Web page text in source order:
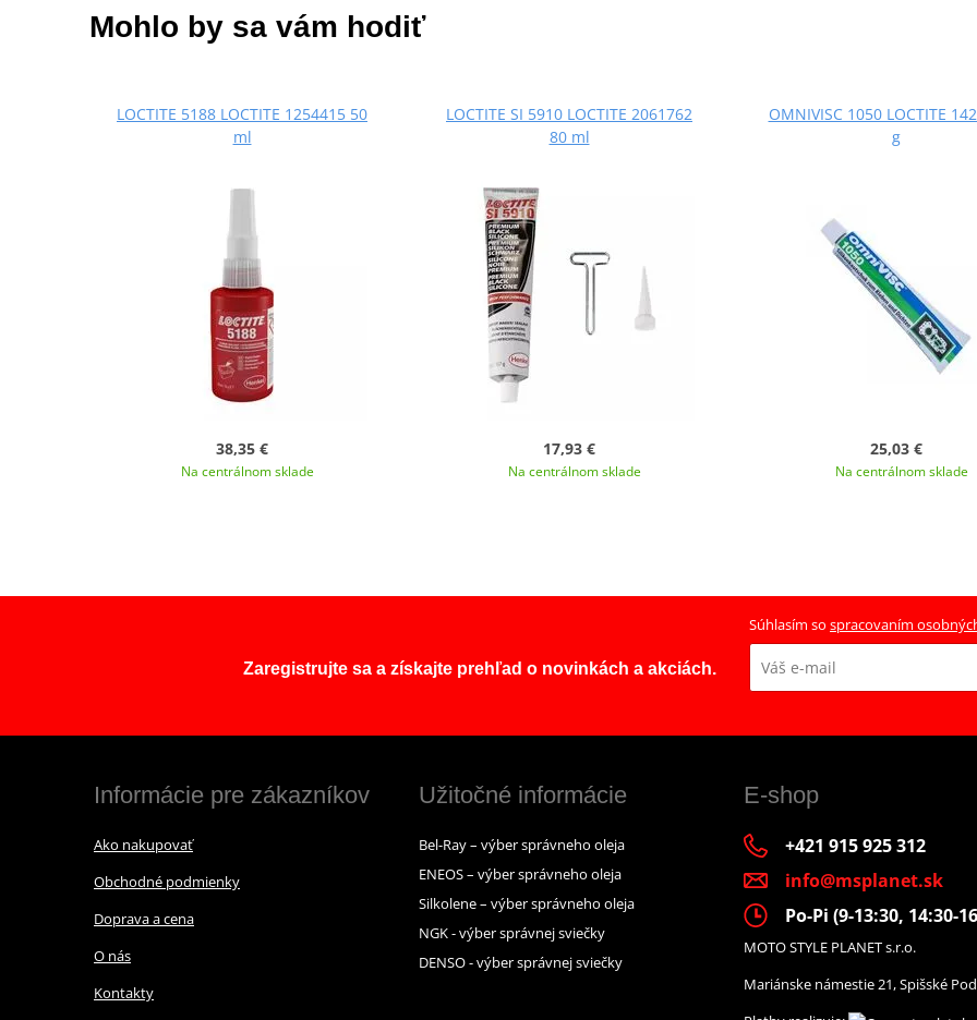
Mohlo by sa vám hodiť
LOCTITE 5188 LOCTITE 1254415 50
ml
38,35 €
Na centrálnom sklade
LOCTITE SI 5910 LOCTITE 2061762
80 ml
17,93 €
Na centrálnom sklade
OMNIVISC 1050 LOCTITE
g
25,03 €
Na centrálnom sklade
Zaregistrujte sa a získajte prehľad o novinkách a akciách.
Súhlasím so spracovaním
Informácie pre zákazníkov
Ako nakupovať
Obchodné podmienky
Doprava a cena
O nás
Kontakty
Užitočné informácie
Bel-Ray – výber správneho oleja
ENEOS – výber správneho oleja
Silkolene – výber správneho oleja
NGK - výber správnej sviečky
DENSO - výber správnej sviečky
E-shop
+421 915 925 312
info@msplanet.sk
Po-Pi (9-13:30, 14:30-
MOTO STYLE PLANET s.r.o.
Mariánske námestie 21, Spišské